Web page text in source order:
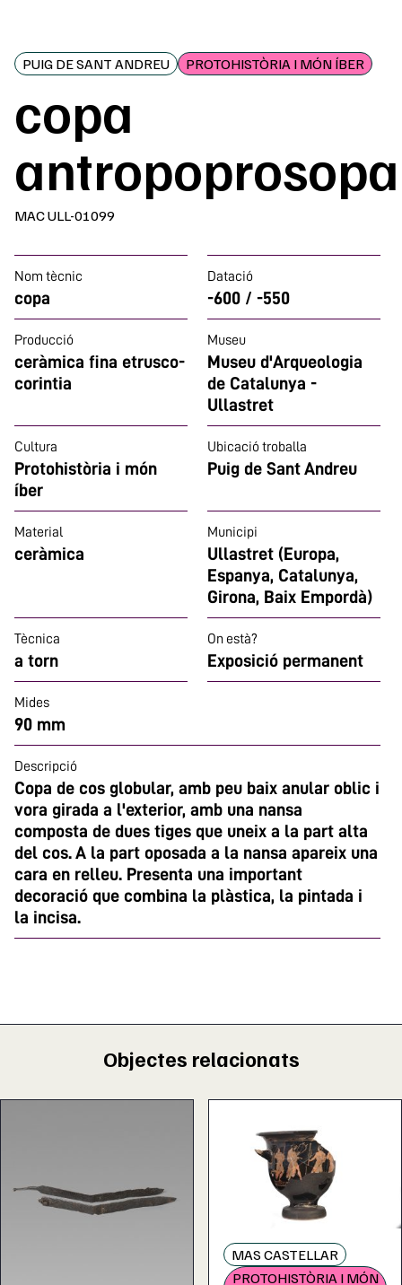
PUIG DE SANT ANDREU PROTOHISTÒRIA I MÓN ÍBER
copa
antropoprosopa
MAC ULL-01099
Nom tècnic
copa
Datació
-600 / -550
Producció
ceràmica fina etrusco-
corintia
Museu
Museu d'Arqueologia
de Catalunya -
Ullastret
Cultura
Protohistòria i món
íber
Ubicació troballa
Puig de Sant Andreu
Material
ceràmica
Municipi
Ullastret (Europa,
Espanya, Catalunya,
Girona, Baix Empordà)
Tècnica
a torn
On està?
Exposició permanent
Mides
90 mm
Descripció
Copa de cos globular, amb peu baix anular oblic i
vora girada a l'exterior, amb una nansa
composta de dues tiges que uneix a la part alta
del cos. A la part oposada a la nansa apareix una
cara en relleu. Presenta una important
decoració que combina la plàstica, la pintada i
la incisa.
Objectes relacionats
MAS CASTELLAR
PROTOHISTÒRIA I MÓN